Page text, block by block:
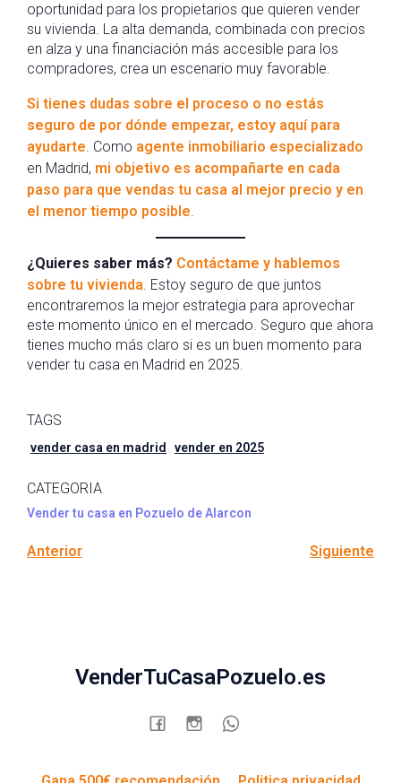
oportunidad para los propietarios que quieren vender
su vivienda. La alta demanda, combinada con precios
en alza y una financiación más accesible para los
compradores, crea un escenario muy favorable.
Si tienes dudas sobre el proceso o no estás
seguro de por dónde empezar, estoy aquí para
ayudarte. Como agente inmobiliario especializado
en Madrid, mi objetivo es acompañarte en cada
paso para que vendas tu casa al mejor precio y en
el menor tiempo posible.
¿Quieres saber más? Contáctame y hablemos
sobre tu vivienda. Estoy seguro de que juntos
encontraremos la mejor estrategia para aprovechar
este momento único en el mercado. Seguro que ahora
tienes mucho más claro si es un buen momento para
vender tu casa en Madrid en 2025.
TAGS
vender casa en madrid vender en 2025
CATEGORIA
Vender tu casa en Pozuelo de Alarcon
Anterior Siguiente
VenderTuCasaPozuelo.es